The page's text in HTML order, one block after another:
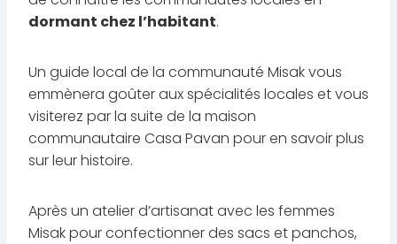
dormant chez l’habitant.
Un guide local de la communauté Misak vous
emmènera goûter aux spécialités locales et vous
visiterez par la suite de la maison
communautaire Casa Pavan pour en savoir plus
sur leur histoire.
Après un atelier d’artisanat avec les femmes
Misak pour confectionner des sacs et panchos,